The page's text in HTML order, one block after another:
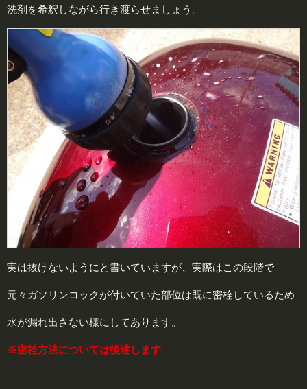
洗剤を希釈しながら行き渡らせましょう。
実は抜けないようにと書いていますが、実際はこの段階で
元々ガソリンコックが付いていた部位は既に密栓しているため
水が漏れ出さない様にしてあります。
※密栓方法については後述します